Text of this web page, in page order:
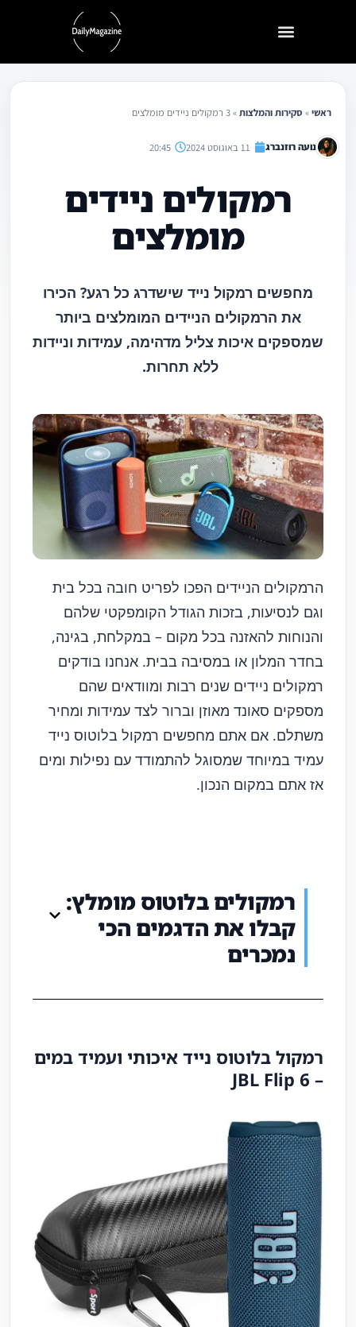
ראשי» סקירות והמלצות»3 רמקולים ניידים מומלצים
נועה רוזנברג 11 באוגוסט 2024 20:45
רמקולים ניידים
מומלצים
מחפשים רמקול נייד שישדרג כל רגע? הכירו
את הרמקולים הניידים המומלצים ביותר
שמספקים איכות צליל מדהימה, עמידות וניידות
ללא תחרות.
הרמקולים הניידים הפכו לפריט חובה בכל בית
וגם לנסיעות, בזכות הגודל הקומפקטי שלהם
והנוחות להאזנה בכל מקום – במקלחת, בגינה,
בחדר המלון או במסיבה בבית. אנחנו בודקים
רמקולים ניידים שנים רבות ומוודאים שהם
מספקים סאונד מאוזן וברור לצד עמידות ומחיר
משתלם. אם אתם מחפשים רמקול בלוטוס נייד
עמיד במיוחד שמסוגל להתמודד עם נפילות ומים
אז אתם במקום הנכון.
רמקולים בלוטוס מומלץ:
קבלו את הדגמים הכי
נמכרים
רמקול בלוטוס נייד איכותי ועמיד במים
– JBL Flip 6